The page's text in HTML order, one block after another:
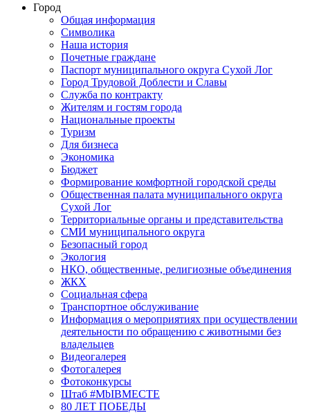
Город
Общая информация
Символика
Наша история
Почетные граждане
Паспорт муниципального округа Сухой Лог
Город Трудовой Доблести и Славы
Служба по контракту
Жителям и гостям города
Национальные проекты
Туризм
Для бизнеса
Экономика
Бюджет
Формирование комфортной городской среды
Общественная палата муниципального округа
Сухой Лог
Территориальные органы и представительства
СМИ муниципального округа
Безопасный город
Экология
НКО, общественные, религиозные объединения
ЖКХ
Социальная сфера
Транспортное обслуживание
Информация о мероприятиях при осуществлении
деятельности по обращению с животными без
владельцев
Видеогалерея
Фотогалерея
Фотоконкурсы
Штаб #MbIBMECTE
80 ЛЕТ ПОБЕДЫ